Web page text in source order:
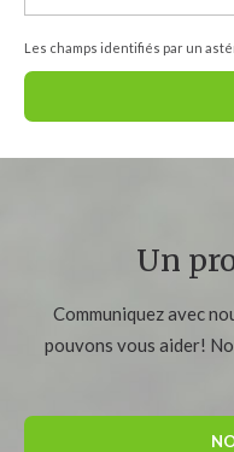
Les champs identifiés par un
Un
Communiquez avec
pouvons vous aider!